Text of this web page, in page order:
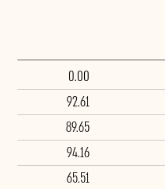
0.00
92.61
89.65
94.16
65.51